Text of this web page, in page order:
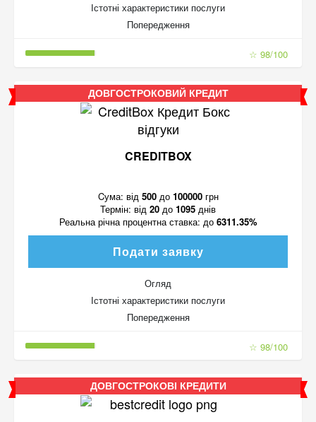
Істотні характеристики послуги
Попередження
☆ 98/100
ДОВГОСТРОКОВИЙ КРЕДИТ
CREDITBOX
Cума: від 500до 100000грн
Термін: від 20 до 1095 днів
Реальна річна процентна ставка: до 6311.35%
Подати заявку
Огляд
Істотні характеристики послуги
Попередження
☆ 98/100
ДОВГОСТРОКОВІ КРЕДИТИ